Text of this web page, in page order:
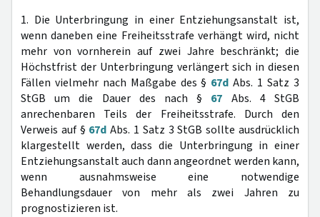
1. Die Unterbringung in einer Entziehungsanstalt ist,
wenn daneben eine Freiheitsstrafe verhängt wird, nicht
mehr von vornherein auf zwei Jahre beschränkt; die
Höchstfrist der Unterbringung verlängert sich in diesen
Fällen vielmehr nach Maßgabe des § 67d Abs. 1 Satz 3
StGB um die Dauer des nach § 67 Abs. 4 StGB
anrechenbaren Teils der Freiheitsstrafe. Durch den
Verweis auf § 67d Abs. 1 Satz 3 StGB sollte ausdrücklich
klargestellt werden, dass die Unterbringung in einer
Entziehungsanstalt auch dann angeordnet werden kann,
wenn ausnahmsweise eine notwendige
Behandlungsdauer von mehr als zwei Jahren zu
prognostizieren ist.